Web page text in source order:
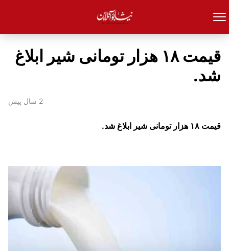
قیمت ‌۱۸ هزار تومانی شیر ابلاغ
شد.
2 سال پیش
قیمت ‌۱۸ هزار تومانی شیر ابلاغ شد.